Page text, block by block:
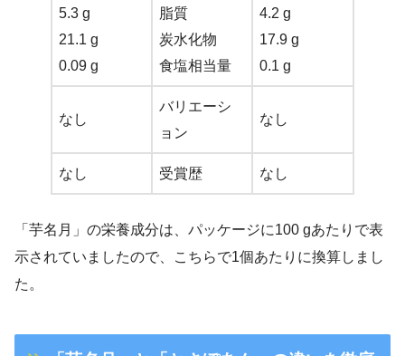
5.3 g
21.1 g
0.09 g
脂質
炭水化物
食塩相当量
4.2 g
17.9 g
0.1 g
なし
バリエーシ
ョン
なし
なし 受賞歴 なし
「芋名月」の栄養成分は、パッケージに100 gあたりで表
示されていましたので、こちらで1個あたりに換算しまし
た。